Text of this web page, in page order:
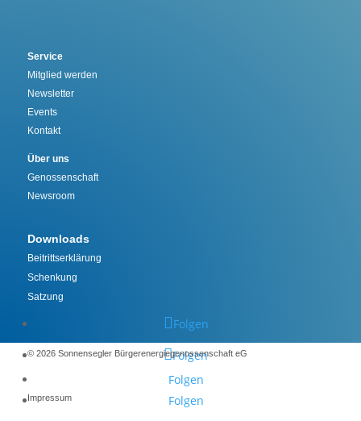
Service
Mitglied werden
Newsletter
Events
Kontakt
Über uns
Genossenschaft
Newsroom
Downloads
Beitrittserklärung
Schenkung
Satzung
Folgen
Folgen
Folgen
Folgen
©️ 2026 Sonnensegler Bürgerenergiegenossenschaft eG
Impressum